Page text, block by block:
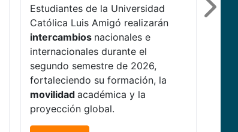
Estudiantes de la Universidad
Católica Luis Amigó realizarán
intercambios nacionales e
internacionales durante el
segundo semestre de 2026,
fortaleciendo su formación, la
movilidad académica y la
proyección global.